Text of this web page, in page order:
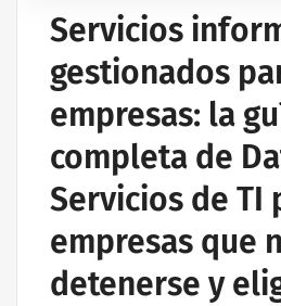
Servicios
gestionados
empresas: la
completa de
Servicios de TI
empresas que
detenerse y